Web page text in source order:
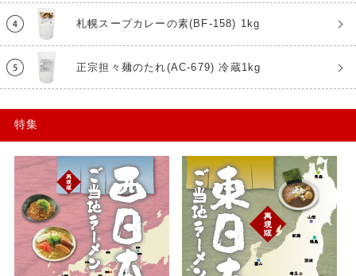
札幌スープカレーの素(BF-158) 1kg
正宗担々麺のたれ(AC-679) 冷蔵1kg
特集